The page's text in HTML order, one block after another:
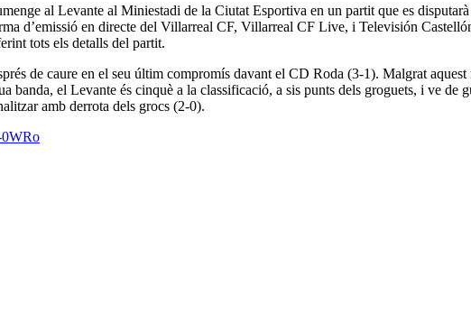
al Levante al Miniestadi de la Ciutat Esportiva en un partit que es
d’emissió en directe del Villarreal CF, Villarreal CF Live, i Televisión
tots els detalls del partit.
de caure en el seu últim compromís davant el CD Roda (3-1). Malgrat
banda, el Levante és cinquè a la classificació, a sis punts dels groguets, i ve
amb derrota dels grocs (2-0).